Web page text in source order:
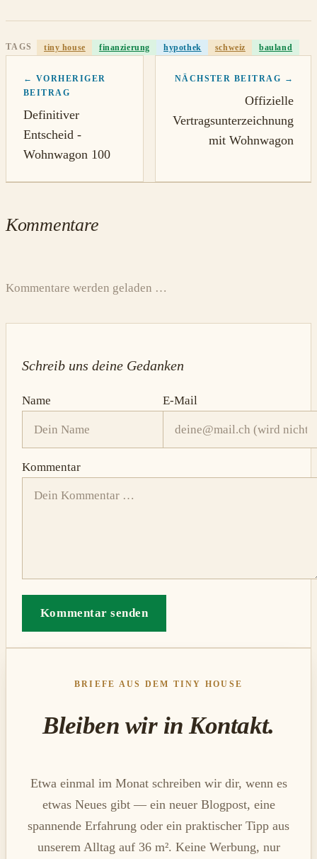
TAGS tiny house finanzierung hypothek schweiz bauland
← VORHERIGER
BEITRAG
Definitiver
Entscheid -
Wohnwagon 100
NÄCHSTER BEITRAG →
Offizielle
Vertragsunterzeichnung
mit Wohnwagon
Kommentare
Kommentare werden geladen …
Schreib uns deine Gedanken
Name E-Mail
Kommentar
Kommentar senden
BRIEFE AUS DEM TINY HOUSE
Bleiben wir in Kontakt.
Etwa einmal im Monat schreiben wir dir, wenn es
etwas Neues gibt — ein neuer Blogpost, eine
spannende Erfahrung oder ein praktischer Tipp aus
unserem Alltag auf 36 m². Keine Werbung, nur